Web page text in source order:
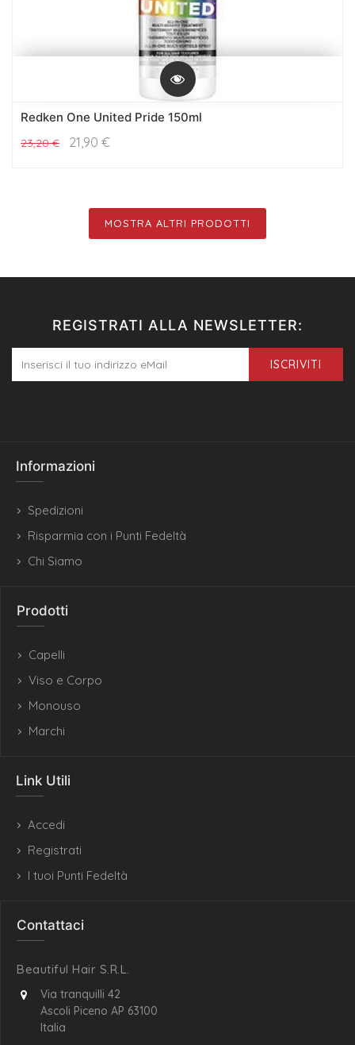
Redken One United Pride 150ml
23,20€ 21,90 €
MOSTRA ALTRI PRODOTTI
REGISTRATI ALLA NEWSLETTER:
ISCRIVITI
Informazioni
Spedizioni
Risparmia con i Punti Fedeltà
Chi Siamo
Prodotti
Capelli
Viso e Corpo
Monouso
Marchi
Link Utili
Accedi
Registrati
I tuoi Punti Fedeltà
Contattaci
Beautiful Hair S.R.L.
Via tranquilli 42
Ascoli Piceno AP 63100
Italia